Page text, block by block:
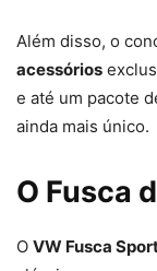
Além disso, o
acessórios
e até um pacote
ainda mais único.
O Fusca
O VW Fusca